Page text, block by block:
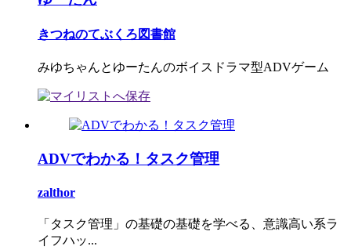
きつねのてぶくろ図書館
みゆちゃんとゆーたんのボイスドラマ型ADVゲーム
ADVでわかる！タスク管理
zalthor
「タスク管理」の基礎の基礎を学べる、意識高い系ラ
イフハッ...